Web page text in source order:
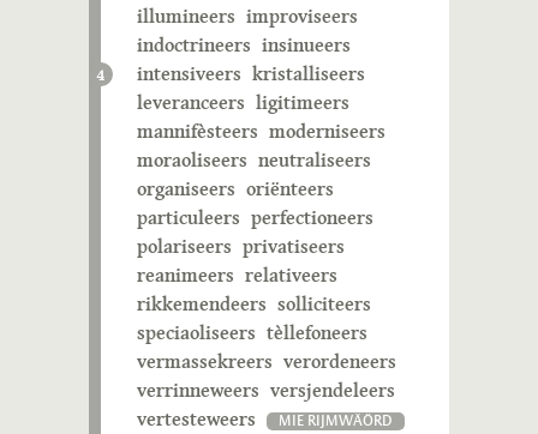
4
illumineers improviseers
indoctrineers insinueers
intensiveers kristalliseers
leveranceers ligitimeers
mannifèsteers moderniseers
moraoliseers neutraliseers
organiseers oriënteers
particuleers perfectioneers
polariseers privatiseers
reanimeers relativeers
rikkemendeers solliciteers
speciaoliseers tèllefoneers
vermassekreers verordeneers
verrinneweers versjendeleers
vertesteweers
MIE RIJMWÄÖRD